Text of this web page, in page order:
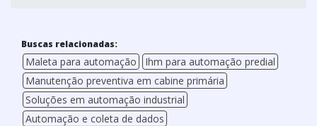
Buscas relacionadas:
Maleta para automação
Ihm para automação predial
Manutenção preventiva em cabine primária
Soluções em automação industrial
Automação e coleta de dados